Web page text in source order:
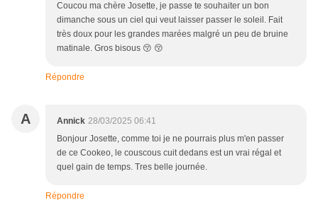
Coucou ma chère Josette, je passe te souhaiter un bon
dimanche sous un ciel qui veut laisser passer le soleil. Fait
très doux pour les grandes marées malgré un peu de bruine
matinale. Gros bisous 😚 😚
Répondre
A Annick 28/03/2025 06:41
Bonjour Josette, comme toi je ne pourrais plus m'en passer
de ce Cookeo, le couscous cuit dedans est un vrai régal et
quel gain de temps. Tres belle journée.
Répondre